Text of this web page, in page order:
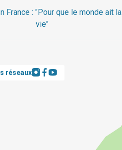
France : "Pour que le monde ait la
vie"
réseaux